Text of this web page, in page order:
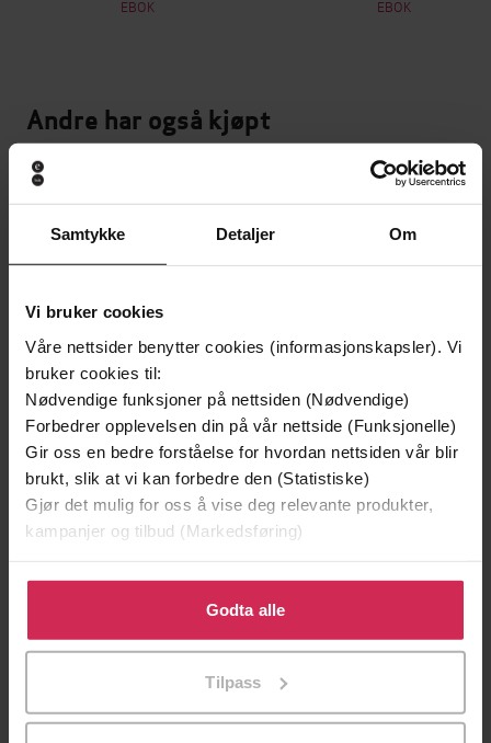
Samtykke Detaljer Om
Vi bruker cookies
Våre nettsider benytter cookies (informasjonskapsler). Vi
bruker cookies til:
Nødvendige funksjoner på nettsiden (Nødvendige)
Forbedrer opplevelsen din på vår nettside (Funksjonelle)
Gir oss en bedre forståelse for hvordan nettsiden vår blir
brukt, slik at vi kan forbedre den (Statistiske)
Gjør det mulig for oss å vise deg relevante produkter,
kampanjer og tilbud (Markedsføring)
Klikk på «Godta alle» for å gi oss ditt samtykke til å
bruke cookies for alle disse formålene. Du kan også
tilpasse ditt samtykke til spesifikke formål ved å klikke
Godta alle
Tilpass
EBOK EBOK
Andre har også kjøpt
149,-
En lykkelig familie
299,-
Forfattere Abby Green(forfatter),Margaret Way